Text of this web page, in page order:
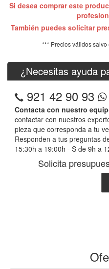
Si desea comprar este
También puedes solicitar
*** Precios válidos
¿Necesitas ayuda
921 42 90 93
Contacta con nuestro
contactar con nuestros
pieza que corresponda a tu
Responden a tus preguntas
15:30h a 19:00h - S de 9h a
Solicita